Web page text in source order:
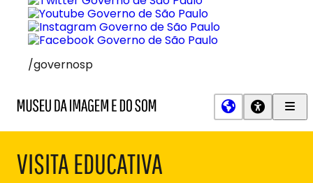
/governosp
da
e
do
VISITA EDUCATIVA